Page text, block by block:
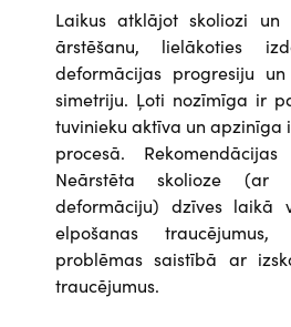
Laikus atklājot skoliozi un
ārstēšanu, lielākoties
deformācijas progresiju
simetriju. Ļoti nozīmīga ir
tuvinieku aktīva un apzinīga
procesā.
Neārstēta skolioze (ar
deformāciju) dzīves laikā
elpošanas traucējumus,
problēmas saistībā ar
traucējumus.